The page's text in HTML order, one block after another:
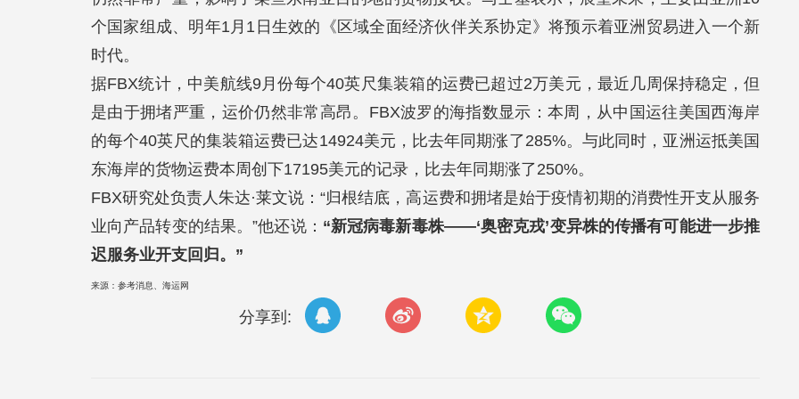
个国家组成、明年1月1日生效的《区域全面经济伙伴关系协定》将预示着亚洲贸易进入一个新
时代。
据FBX统计，中美航线9月份每个40英尺集装箱的运费已超过2万美元，最近几周保持稳定，但
是由于拥堵严重，运价仍然非常高昂。FBX波罗的海指数显示：本周，从中国运往美国西海岸
的每个40英尺的集装箱运费已达14924美元，比去年同期涨了285%。与此同时，亚洲运抵美国
东海岸的货物运费本周创下17195美元的记录，比去年同期涨了250%。
FBX研究处负责人朱达·莱文说：“归根结底，高运费和拥堵是始于疫情初期的消费性开支从服务
业向产品转变的结果。”他还说： “新冠病毒新毒株——‘奥密克戎’变异株的传播有可能进一步推
迟服务业开支回归。”
来源：参考消息、海运网
分享到: